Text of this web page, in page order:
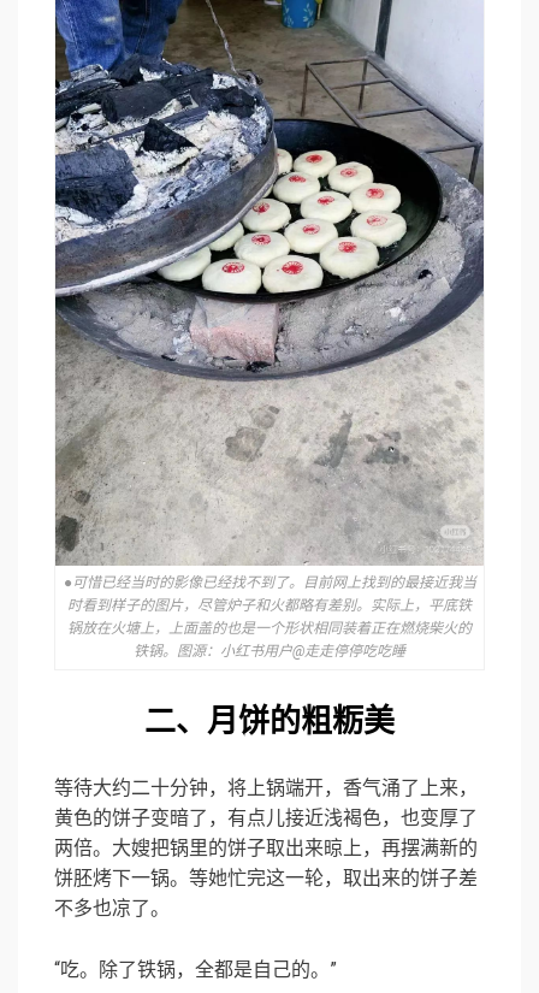
●可惜已经当时的影像已经找不到了。目前网上找到的最接近我当
时看到样子的图片，尽管炉子和火都略有差别。实际上，平底铁
锅放在火塘上，上面盖的也是一个形状相同装着正在燃烧柴火的
铁锅。图源：小红书用户@走走停停吃吃睡
二、月饼的粗粝美
等待大约二十分钟，将上锅端开，香气涌了上来，
黄色的饼子变暗了，有点儿接近浅褐色，也变厚了
两倍。大嫂把锅里的饼子取出来晾上，再摆满新的
饼胚烤下一锅。等她忙完这一轮，取出来的饼子差
不多也凉了。
“吃。除了铁锅，全都是自己的。”